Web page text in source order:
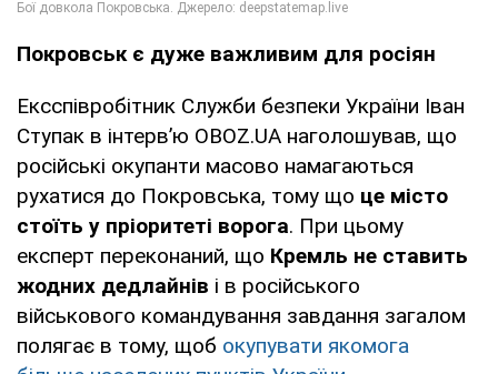
Покровськ є дуже важливим для росіян
Ексспівробітник Служби безпеки України Іван
Ступак в інтервʼю OBOZ.UA наголошував, що
російські окупанти масово намагаються
рухатися до Покровська, тому що це місто
стоїть у пріоритеті ворога. При цьому
експерт переконаний, що Кремль не ставить
жодних дедлайнів і в російського
військового командування завдання загалом
полягає в тому, щоб окупувати якомога